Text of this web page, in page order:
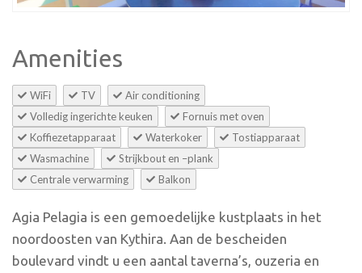
Amenities
WiFi TV
Air conditioning
Volledig ingerichte keuken
Fornuis met oven
Koffiezetapparaat
Waterkoker
Tostiapparaat
Wasmachine
Strijkbout en –plank
Centrale verwarming
Balkon
Agia Pelagia is een gemoedelijke kustplaats in het
noordoosten van Kythira. Aan de bescheiden
boulevard vindt u een aantal taverna’s, ouzeria en